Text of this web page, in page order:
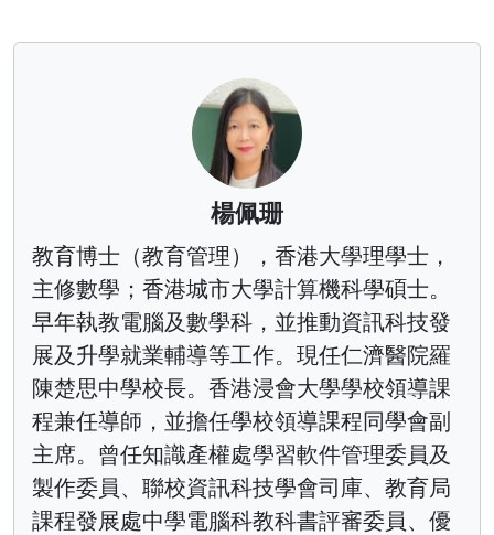
楊佩珊
教育博士（教育管理），香港大學理學士，
主修數學；香港城市大學計算機科學碩士。
早年執教電腦及數學科，並推動資訊科技發
展及升學就業輔導等工作。現任仁濟醫院羅
陳楚思中學校長。香港浸會大學學校領導課
程兼任導師，並擔任學校領導課程同學會副
主席。曾任知識產權處學習軟件管理委員及
製作委員、聯校資訊科技學會司庫、教育局
課程發展處中學電腦科教科書評審委員、優